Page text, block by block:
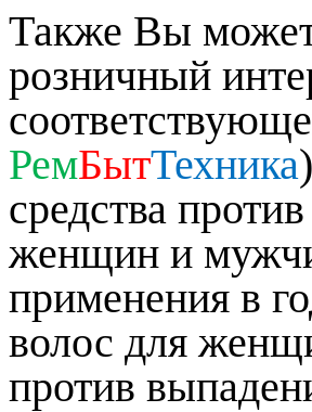
Также Вы
розничный
РемБытТехника
средства
женщин и
применения в
волос для
против